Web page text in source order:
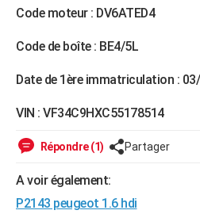
GUIDES D'ACHAT
BONS PLANS
CARTE DE VOEUX
PROGRAMME TV
S'inscrire
Se connecter
Lycées
Collèges
Primaires
Universités
Entreprises
Service militaire
Avis de recherche
AVIS DE DÉCÈS
Code moteur : DV6ATED4
Code de boîte : BE4/5L
Date de 1ère immatriculation :
VIN : VF34C9HXC55178514
Répondre (1) Partager
A voir également:
P2143 peugeot 1.6 hdi